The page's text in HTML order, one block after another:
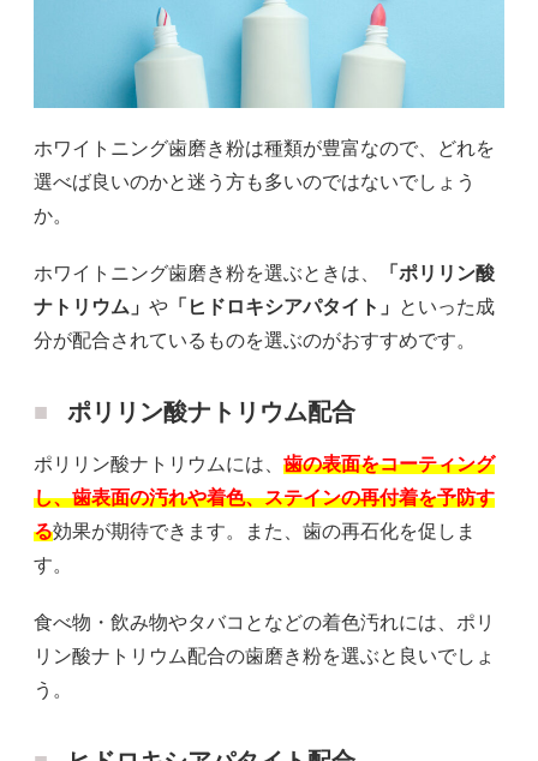
ホワイトニング歯磨き粉は種類が豊富なので、どれを
選べば良いのかと迷う方も多いのではないでしょう
か。
ホワイトニング歯磨き粉を選ぶときは、
「ポリリン酸
ナトリウム」 や 「ヒドロキシアパタイト」
といった成
分が配合されているものを選ぶのがおすすめです。
ポリリン酸ナトリウム配合
ポリリン酸ナトリウムには、 歯の表面をコーティング
し、歯表面の汚れや着色、ステインの再付着を予防す
る効果が期待できます。また、歯の再石化を促しま
す。
食べ物・飲み物やタバコとなどの着色汚れには、ポリ
リン酸ナトリウム配合の歯磨き粉を選ぶと良いでしょ
う。